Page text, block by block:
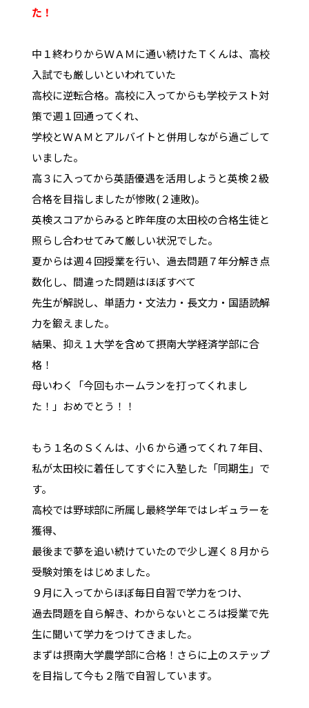
た！
中１終わりからＷＡＭに通い続けたＴくんは、高校
入試でも厳しいといわれていた
高校に逆転合格。高校に入ってからも学校テスト対
策で週１回通ってくれ、
学校とＷＡＭとアルバイトと併用しながら過ごして
いました。
高３に入ってから英語優遇を活用しようと英検２級
合格を目指しましたが惨敗(２連敗)。
英検スコアからみると昨年度の太田校の合格生徒と
照らし合わせてみて厳しい状況でした。
夏からは週４回授業を行い、過去問題７年分解き点
数化し、間違った問題はほぼすべて
先生が解説し、単語力・文法力・長文力・国語読解
力を鍛えました。
結果、抑え１大学を含めて摂南大学経済学部に合
格！
母いわく「今回もホームランを打ってくれまし
た！」おめでとう！！
もう１名のＳくんは、小６から通ってくれ７年目、
私が太田校に着任してすぐに入塾した「同期生」で
す。
高校では野球部に所属し最終学年ではレギュラーを
獲得、
最後まで夢を追い続けていたので少し遅く８月から
受験対策をはじめました。
９月に入ってからほぼ毎日自習で学力をつけ、
過去問題を自ら解き、わからないところは授業で先
生に聞いて学力をつけてきました。
まずは摂南大学農学部に合格！さらに上のステップ
を目指して今も２階で自習しています。